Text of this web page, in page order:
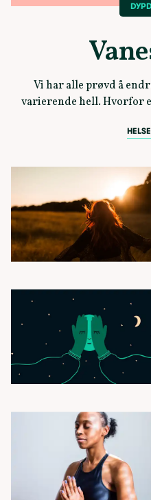
Vi har alle prøvd å
varierende hell. Hvorfor